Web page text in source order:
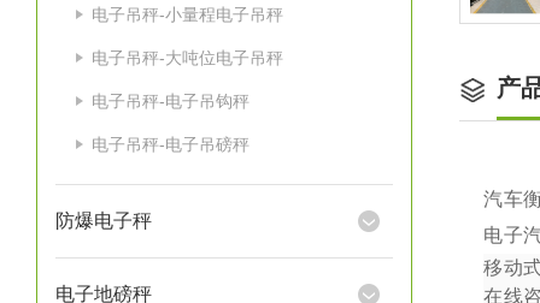
电子吊秤-小量程电子吊秤
电子吊秤-大吨位电子吊秤
电子吊秤-电子吊钩秤
电子吊秤-电子吊磅秤
防爆电子秤
电子地磅秤
产
汽车
电子
移动
在线